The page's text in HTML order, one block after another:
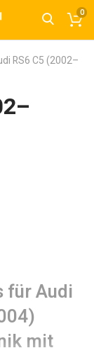
0
RS6 C5 (2002–
für Audi
mit